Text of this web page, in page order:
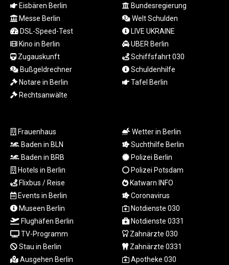
1998.775164
MXN 19.812061
MYR 4.728715
MZN 73.882892
NAD 18.726567
NGN
1577.963717
NIO 42.419473
OMR 0.442445
PAB 1.152686
PEN 3.903651
PHP 70.183258
PKR 320.014324
PLN 4.299905
PYG
6853.914834
QAR 4.213648
RON 5.244583
Eisbären Berlin
Messe Berlin
DSL-Speed-Test
Kino in Berlin
Zugauskunft
Bußgeldrechner
Notare in Berlin
Rechtsanwälte
Bundesregierung
Welt Schulden
LIVE UKRAINE
UBER Berlin
Schiffsfahrt 030
Schuldenhilfe
Tafel Berlin
Frauenhaus
Baden in BLN
Baden in BRB
Hotels in Berlin
Flixbus / Reise
Events in Berlin
Museen Berlin
Flughäfen Berlin
TV-Programm
Stau in Berlin
Ausgehen Berlin
Wetter in Berlin
Suchthilfe Berlin
Polizei Berlin
Polizei Potsdam
Katwarn INFO
Coronavirus
Notdienste 030
Notdienste 0331
Zahnärzte 030
Zahnärzte 0331
Apotheke 030